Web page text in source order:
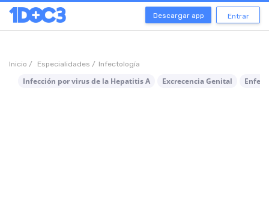
Descargar app Entrar
Inicio / Especialidades / Infectología
Infección por virus de la Hepatitis A Excrecencia Genital